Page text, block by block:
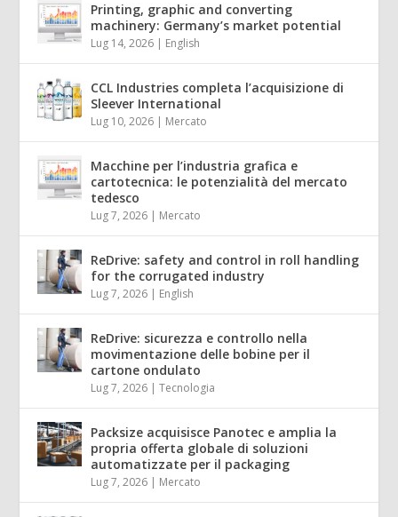
Printing, graphic and converting
machinery: Germany’s market potential
Lug 14, 2026 | English
CCL Industries completa l’acquisizione di
Sleever International
Lug 10, 2026 | Mercato
Macchine per l’industria grafica e
cartotecnica: le potenzialità del mercato
tedesco
Lug 7, 2026 | Mercato
ReDrive: safety and control in roll handling
for the corrugated industry
Lug 7, 2026 | English
ReDrive: sicurezza e controllo nella
movimentazione delle bobine per il
cartone ondulato
Lug 7, 2026 |Tecnologia
Packsize acquisisce Panotec e amplia la
propria offerta globale di soluzioni
automatizzate per il packaging
Lug 7, 2026 | Mercato